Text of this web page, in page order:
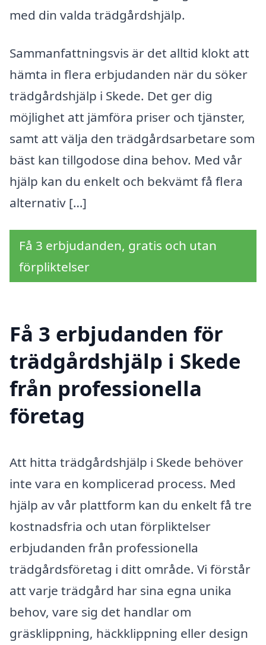
med din valda trädgårdshjälp.
Sammanfattningsvis är det alltid klokt att
hämta in flera erbjudanden när du söker
trädgårdshjälp i Skede. Det ger dig
möjlighet att jämföra priser och tjänster,
samt att välja den trädgårdsarbetare som
bäst kan tillgodose dina behov. Med vår
hjälp kan du enkelt och bekvämt få flera
alternativ […]
Få 3 erbjudanden, gratis och utan
förpliktelser
Få 3 erbjudanden för
trädgårdshjälp i Skede
från professionella
företag
Att hitta trädgårdshjälp i Skede behöver
inte vara en komplicerad process. Med
hjälp av vår plattform kan du enkelt få tre
kostnadsfria och utan förpliktelser
erbjudanden från professionella
trädgårdsföretag i ditt område. Vi förstår
att varje trädgård har sina egna unika
behov, vare sig det handlar om
gräsklippning, häckklippning eller design